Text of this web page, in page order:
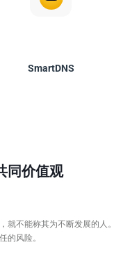
SmartDNS
同价值观
就不能称其为不断发展的人。
的风险。